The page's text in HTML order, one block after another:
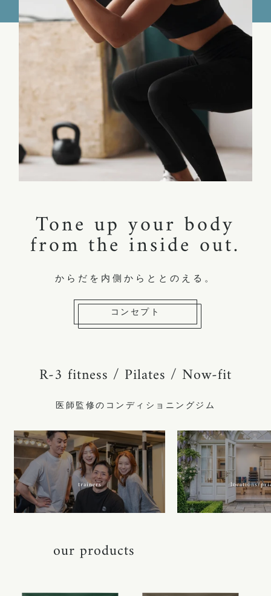
Tone up your body
from the inside out.
からだを内側からととのえる。
コンセプト
R-3 fitness / Pilates / Now-fit
医師監修のコンディショニングジム
trainers locations/
our products